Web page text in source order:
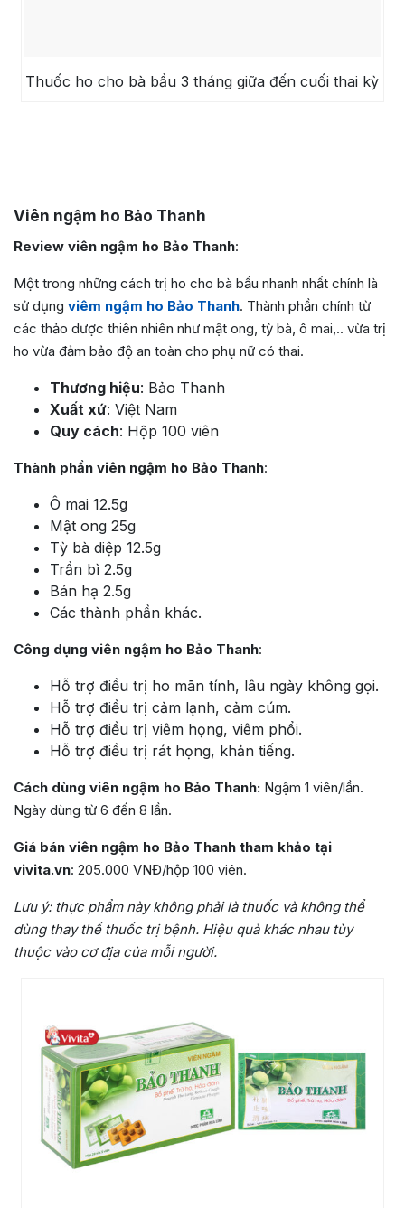
Thuốc ho cho bà bầu 3 tháng giữa đến cuối thai kỳ
Viên ngậm ho Bảo Thanh
Review viên ngậm ho Bảo Thanh:
Một trong những cách trị ho cho bà bầu nhanh nhất chính là
sử dụng viêm ngậm ho Bảo Thanh. Thành phần chính từ
các thảo dược thiên nhiên như mật ong, tỳ bà, ô mai,.. vừa trị
ho vừa đảm bảo độ an toàn cho phụ nữ có thai.
Thương hiệu: Bảo Thanh
Xuất xứ: Việt Nam
Quy cách: Hộp 100 viên
Thành phần viên ngậm ho Bảo Thanh:
Ô mai 12.5g
Mật ong 25g
Tỳ bà diệp 12.5g
Trần bì 2.5g
Bán hạ 2.5g
Các thành phần khác.
Công dụng viên ngậm ho Bảo Thanh:
Hỗ trợ điều trị ho mãn tính, lâu ngày không gọi.
Hỗ trợ điều trị cảm lạnh, cảm cúm.
Hỗ trợ điều trị viêm họng, viêm phổi.
Hỗ trợ điều trị rát họng, khản tiếng.
Cách dùng viên ngậm ho Bảo Thanh: Ngậm 1 viên/lần.
Ngày dùng từ 6 đến 8 lần.
Giá bán viên ngậm ho Bảo Thanh tham khảo tại
vivita.vn: 205.000 VNĐ/hộp 100 viên.
Lưu ý: thực phẩm này không phải là thuốc và không thể
dùng thay thế thuốc trị bệnh. Hiệu quả khác nhau tùy
thuộc vào cơ địa của mỗi người.